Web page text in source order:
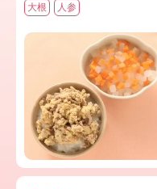
大根 人参